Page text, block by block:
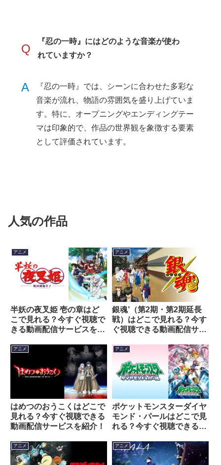
Q
『忍の一時』にはどのような音楽が使わ
れていますか？
A
『忍の一時』では、シーンに合わせた多彩な
音楽が流れ、物語の雰囲気を盛り上げていま
す。特に、オープニングやエンディングテー
マは印象的で、作品の世界観を象徴する要素
として評価されています。
人気の作品
アニメ
半妖の夜叉姫 壱の章はど
こで見れる？今すぐ視聴で
きる動画配信サービスを紹
アニメ
銀魂’（第2期・第2期延長
戦）はどこで見れる？今す
ぐ視聴できる動画配信サー
アニメ
はめつのおうこくはどこで
見れる？今すぐ視聴できる
動画配信サービスを紹介！
アニメ
ポケットモンスターダイヤ
モンド・パールはどこで見
れる？今すぐ視聴できる動
アニメ アニメ